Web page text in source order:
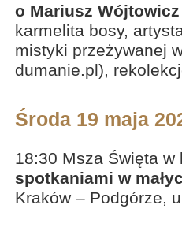
o Mariusz Wójtowicz
karmelita bosy,
mistyki przeżywanej
dumanie.pl),
Środa 19 maja
18:30 Msza Święta
spotkaniami w
Kraków – Podgórze,